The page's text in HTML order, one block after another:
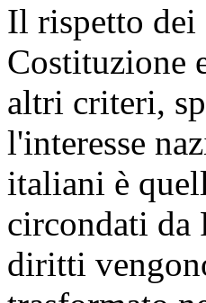
Il rispetto dei
Costituzione
altri criteri,
l'interesse
italiani è
circondati da
diritti